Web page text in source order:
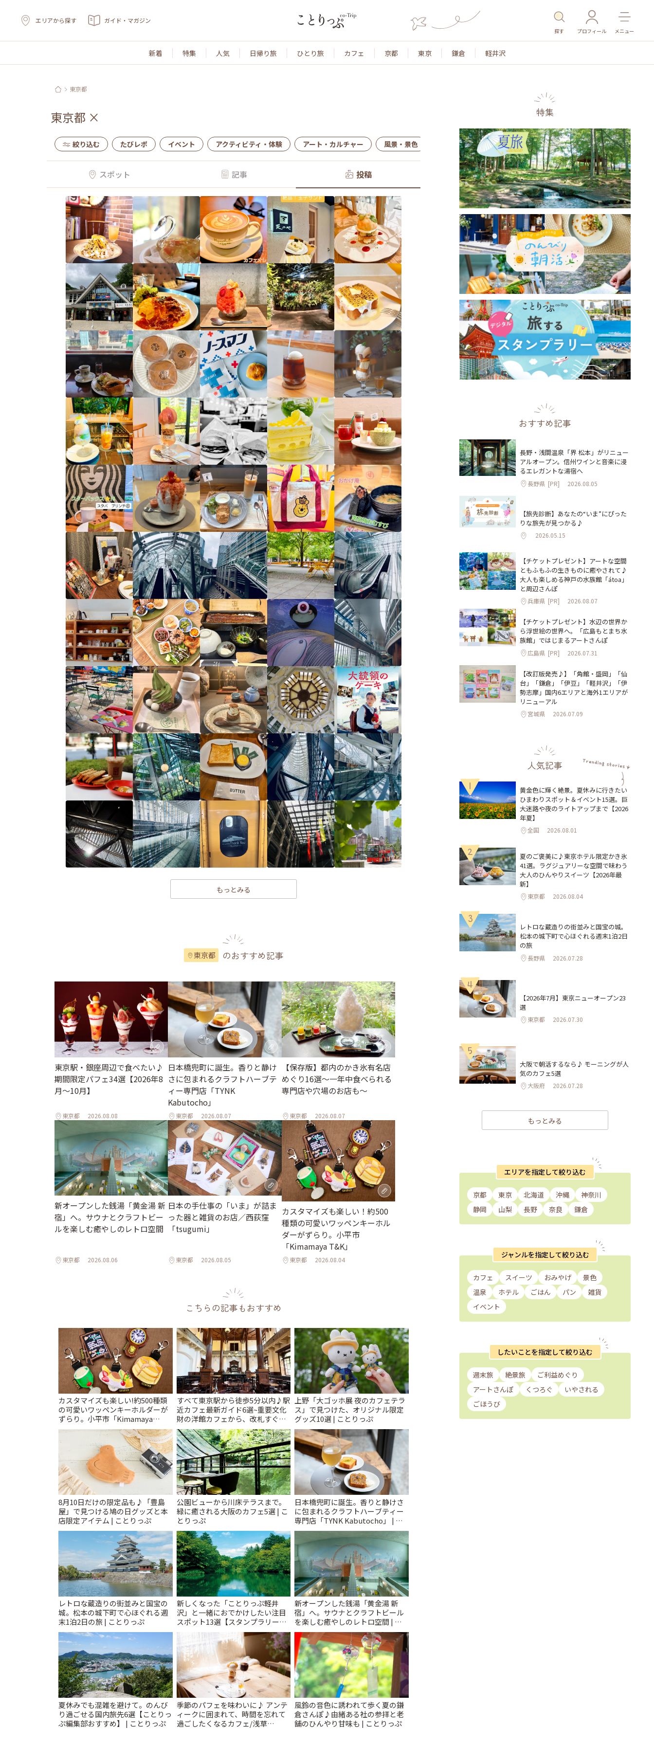
エリアから探す ガイド・マガジン
探す プロフィール メニュー
新着 特集 人気 日帰り旅 ひとり旅 カフェ 京都 東京 鎌倉 軽井沢
東京都
東京都 ×
絞り込む たびレポ イベント アクティビティ・体験 アート・カルチャー 風景・景色 名所・旧跡 温泉・スパ その他施設 ごはん
スポット 記事 投稿
もっとみる
東京都 のおすすめ記事
東京駅・銀座周辺で食べたい♪
期間限定パフェ34選【2026年8
月～10月】
東京都 2026.08.08
日本橋兜町に誕生。香りと静け
さに包まれるクラフトハーブテ
ィー専門店「TYNK
Kabutocho」
東京都 2026.08.07
【保存版】都内のかき氷有名店
めぐり16選～一年中食べられる
専門店や穴場のお店も～
東京都 2026.08.07
新オープンした銭湯「黄金湯 新
宿」へ。サウナとクラフトビー
ルを楽しむ癒やしのレトロ空間
東京都 2026.08.06
日本の手仕事の「いま」が詰ま
った器と雑貨のお店／西荻窪
「tsugumi」
東京都 2026.08.05
カスタマイズも楽しい！約500
種類の可愛いワッペンキーホル
ダーがずらり。小平市
「Kimamaya T&K」
東京都 2026.08.04
こちらの記事もおすすめ
カスタマイズも楽しい!約500種類
の可愛いワッペンキーホルダーが
ずらり。小平市「Kimamaya
T&K」 | ことりっぷ
すべて東京駅から徒歩5分以内♪駅
近カフェ最新ガイド6選~重要文化
財の洋館カフェから、改札すぐの
レトロ喫茶まで~ | ことりっぷ
上野「大ゴッホ展 夜のカフェテラ
ス」で見つけた、オリジナル限定
グッズ10選 | ことりっぷ
8月10日だけの限定品も♪「豊島
屋」で見つける鳩の日グッズと本
店限定アイテム | ことりっぷ
公園ビューから川床テラスまで。
緑に癒される大阪のカフェ5選 | こ
とりっぷ
日本橋兜町に誕生。香りと静けさ
に包まれるクラフトハーブティー
専門店「TYNK Kabutocho」 | こ
とりっぷ
レトロな蔵造りの街並みと国宝の
城。松本の城下町で心ほぐれる週
末1泊2日の旅 | ことりっぷ
新しくなった「ことりっぷ軽井
沢」と一緒におでかけしたい注目
スポット13選【スタンプラリー開
催中】 | ことりっぷ
新オープンした銭湯「黄金湯 新
宿」へ。サウナとクラフトビール
を楽しむ癒やしのレトロ空間 | こ
とりっぷ
夏休みでも混雑を避けて。のんび
り過ごせる国内旅先6選【ことりっ
ぷ編集部おすすめ】 | ことりっぷ
季節のパフェを味わいに♪ アンテ
ィークに囲まれて、時間を忘れて
過ごしたくなるカフェ/浅草
風鈴の音色に誘われて歩く夏の鎌
倉さんぽ♪由緒ある社の参拝と老
舗のひんやり甘味も | ことりっぷ
特集
おすすめ記事
長野・浅間温泉「界 松本」がリニュー
アルオープン。信州ワインと音楽に浸
るエレガントな湯宿へ
長野県 [PR] 2026.08.05
【旅先診断】あなたの“いま”にぴった
りな旅先が見つかる♪
2026.05.15
【チケットプレゼント】アートな空間
ともふもふの生きものに癒やされて♪
大人も楽しめる神戸の水族館「átoa」
と周辺さんぽ
兵庫県 [PR] 2026.08.07
【チケットプレゼント】水辺の世界か
ら浮世絵の世界へ。「広島もとまち水
族館」ではじまるアートさんぽ
広島県 [PR] 2026.07.31
【改訂版発売♪】「角館・盛岡」「仙
台」「鎌倉」「伊豆」「軽井沢」「伊
勢志摩」国内6エリアと海外1エリアが
リニューアル
宮城県 2026.07.09
人気記事
1
黄金色に輝く絶景。夏休みに行きたい
ひまわりスポット＆イベント15選。巨
大迷路や夜のライトアップまで【2026
年夏】
全国 2026.08.01
2
夏のご褒美に♪東京ホテル限定かき氷
41選。ラグジュアリーな空間で味わう
大人のひんやりスイーツ【2026年最
新】
東京都 2026.08.04
3
レトロな蔵造りの街並みと国宝の城。
松本の城下町で心ほぐれる週末1泊2日
の旅
長野県 2026.07.28
4
【2026年7月】東京ニューオープン23
選
東京都 2026.07.30
5
大阪で朝活するなら♪ モーニングが人
気のカフェ5選
大阪府 2026.07.28
もっとみる
エリアを指定して絞り込む
京都 東京 北海道 沖縄
神奈川
静岡
山梨 長野 奈良 鎌倉
ジャンルを指定して絞り込む
カフェ スイーツ おみやげ
景色
温泉
ホテル ごはん パン
雑貨
イベント
したいことを指定して絞り込む
週末旅 絶景旅
ご利益めぐり
アートさんぽ
くつろぐ
いやされる
ごほうび